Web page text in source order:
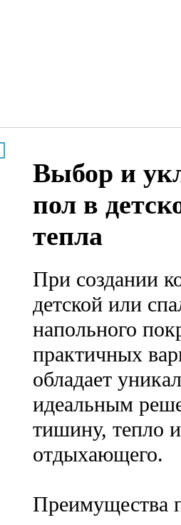
Выбор и
пол в
тепла
При создании
детской или
напольного
практичных
обладает
идеальным
тишину, тепло
отдыхающего.
Преимущества